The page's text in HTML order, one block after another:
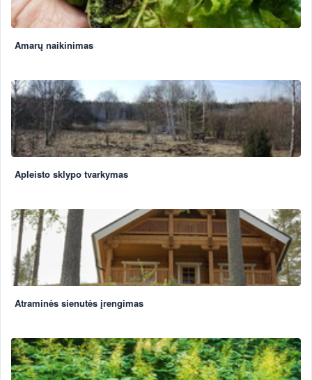
Amarų naikinimas
Apleisto sklypo tvarkymas
Atraminės sienutės įrengimas